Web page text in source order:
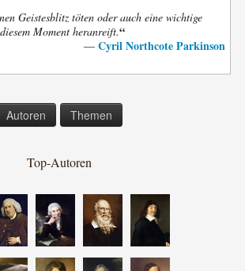
Geistesblitz töten oder auch eine wichtige
Moment heranreift.“
— Cyril Northcote Parkinson
Autoren Themen
Top-Autoren